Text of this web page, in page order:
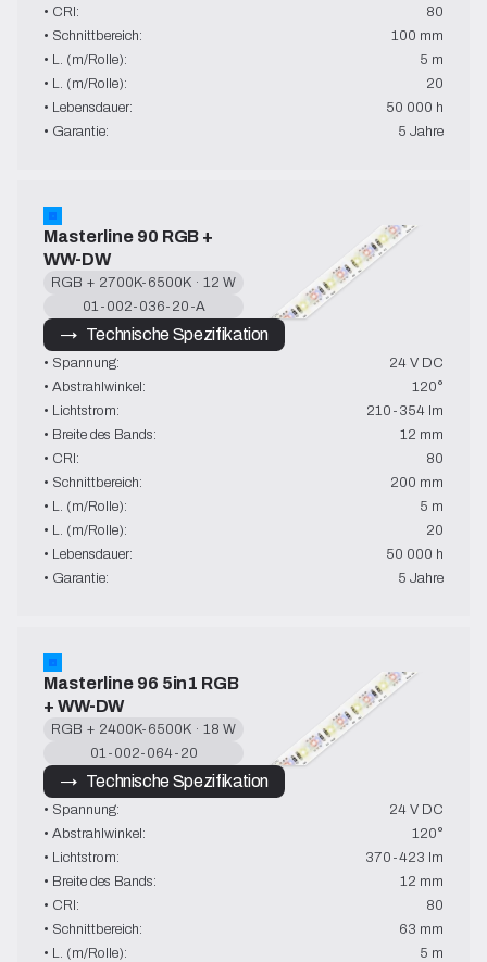
• CRI:
80
• Schnittbereich:
100 mm
• L. (m/Rolle):
5 m
• L. (m/Rolle):
20
• Lebensdauer:
50 000 h
• Garantie:
5 Jahre
Masterline 90 RGB +
WW-DW
RGB + 2700K-6500K · 12 W
01-002-036-20-A
→   Technische Spezifikation
• Spannung:
24 V DC
• Abstrahlwinkel:
120°
• Lichtstrom:
210-354 lm
• Breite des Bands:
12 mm
• CRI:
80
• Schnittbereich:
200 mm
• L. (m/Rolle):
5 m
• L. (m/Rolle):
20
• Lebensdauer:
50 000 h
• Garantie:
5 Jahre
Masterline 96 5in1 RGB
+ WW-DW
RGB + 2400K-6500K · 18 W
01-002-064-20
→   Technische Spezifikation
• Spannung:
24 V DC
• Abstrahlwinkel:
120°
• Lichtstrom:
370-423 lm
• Breite des Bands:
12 mm
• CRI:
80
• Schnittbereich:
63 mm
• L. (m/Rolle):
5 m